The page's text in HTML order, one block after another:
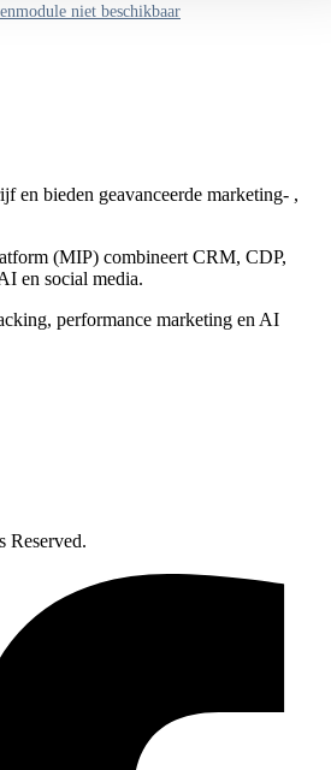
niet beschikbaar
en bieden geavanceerde marketing- ,
(MIP) combineert CRM, CDP,
en social media.
performance marketing en AI
Reserved.